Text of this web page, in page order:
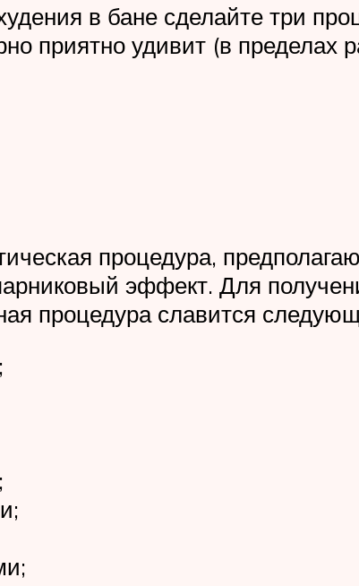
в бане сделайте три
приятно удивит (в пределах
процедура,
эффект. Для
процедура славится